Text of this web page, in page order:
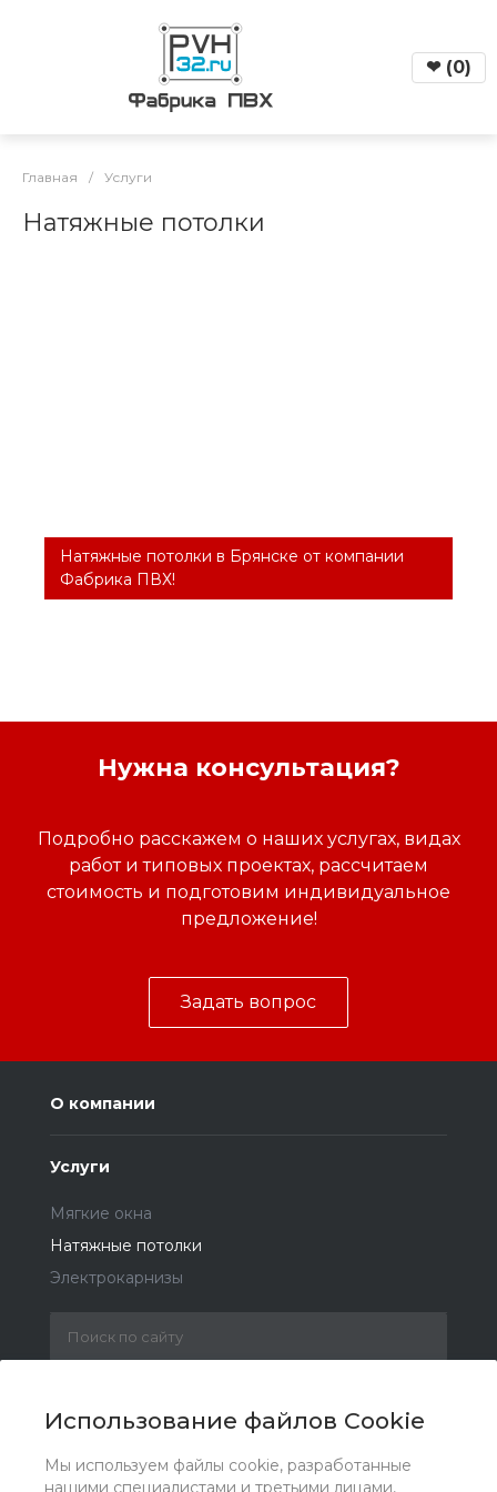
Использование файлов Cookie
Мы используем файлы cookie, разработанные
нашими специалистами и третьими лицами,
❤ (0)
Главная / Услуги
Натяжные потолки
Натяжные потолки в Брянске от компании
Фабрика ПВХ!
Нужна консультация?
Подробно расскажем о наших услугах, видах
работ и типовых проектах, рассчитаем
стоимость и подготовим индивидуальное
предложение!
Задать вопрос
О компании
Услуги
Мягкие окна
Натяжные потолки
Электрокарнизы
+7 (930) 828 22 70
krut884@gmail.com
Заказать звонок